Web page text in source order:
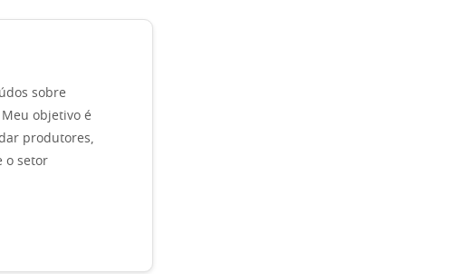
sobre
objetivo é
produtores,
o setor